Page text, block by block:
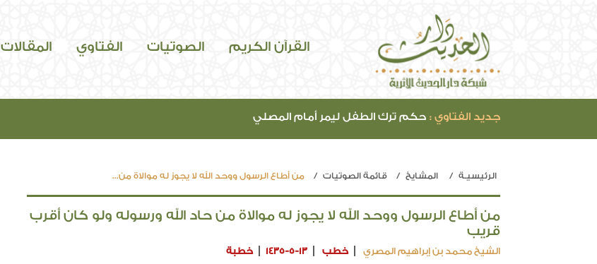
القرآن الكريم الصوتيات الفتاوي المقالات
جديد الفتاوي : حكم ترك الطفل ليمر أمام المصلي
الرئيسيـة المشايخ قائمة الصوتيات من أطاع الرسول ووحد الله لا يجوز له موالاة من...
من أطاع الرسول ووحد الله لا يجوز له موالاة من حاد الله ورسوله ولو كان أقرب
قريب
الشيخ محمد بن إبراهيم المصري خطب 1435-5-13 خطبة